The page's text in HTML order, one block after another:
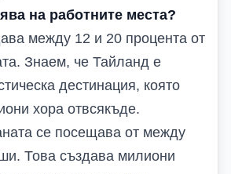
на работните места?
между 12 и 20 процента от
Знаем, че Тайланд е
дестинация, която
хора отвсякъде.
се посещава от между
Това създава милиони